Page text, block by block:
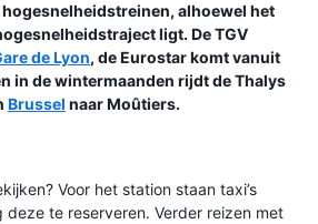
alhoewel het
ligt. De TGV
de Lyon, de Eurostar komt vanuit
in de wintermaanden rijdt de Thalys
Brussel naar Moûtiers.
Voor het station staan taxi’s
deze te reserveren. Verder reizen met